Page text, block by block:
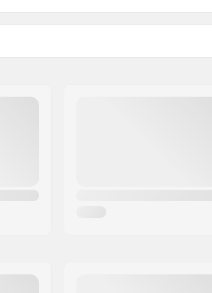
Driver-puoli:
BMX Vannetyyppi: